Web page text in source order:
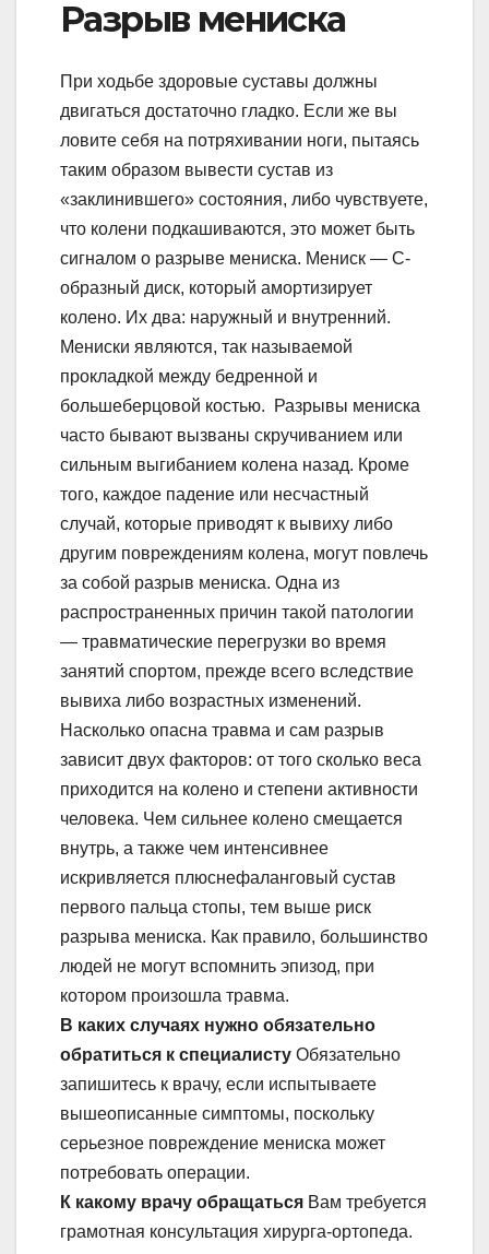
Разрыв мениска
При ходьбе здоровые суставы должны
двигаться достаточно гладко. Если же вы
ловите себя на потряхивании ноги, пытаясь
таким образом вывести сустав из
«заклинившего» состояния, либо чувствуете,
что колени подкашиваются, это может быть
сигналом о разрыве мениска. Мениск — C-
образный диск, который амортизирует
колено. Их два: наружный и внутренний.
Мениски являются, так называемой
прокладкой между бедренной и
большеберцовой костью. Разрывы мениска
часто бывают вызваны скручиванием или
сильным выгибанием колена назад. Кроме
того, каждое падение или несчастный
случай, которые приводят к вывиху либо
другим повреждениям колена, могут повлечь
за собой разрыв мениска. Одна из
распространенных причин такой патологии
— травматические перегрузки во время
занятий спортом, прежде всего вследствие
вывиха либо возрастных изменений.
Насколько опасна травма и сам разрыв
зависит двух факторов: от того сколько веса
приходится на колено и степени активности
человека. Чем сильнее колено смещается
внутрь, а также чем интенсивнее
искривляется плюснефаланговый сустав
первого пальца стопы, тем выше риск
разрыва мениска. Как правило, большинство
людей не могут вспомнить эпизод, при
котором произошла травма.
В каких случаях нужно обязательно
обратиться к специалисту Обязательно
запишитесь к врачу, если испытываете
вышеописанные симптомы, поскольку
серьезное повреждение мениска может
потребовать операции.
К какому врачу обращаться Вам требуется
грамотная консультация хирурга-ортопеда.